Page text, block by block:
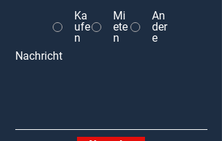
Ka
ufe
n
Mi
ete
n
An
der
e
Nachricht